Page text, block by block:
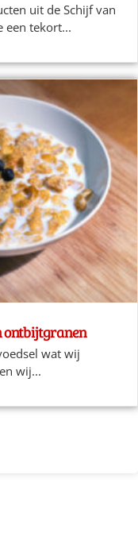
uit de Schijf van
een tekort...
ontbijtgranen
wat wij
wij...